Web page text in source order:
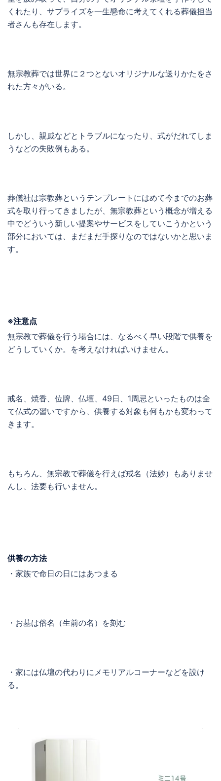
くれたり、サプライズを一生懸命に考えてくれる葬儀担当
者さんも存在します。
無宗教葬では世界に２つとないオリジナルな送りかたをさ
れた方々がいる。
しかし、親戚などとトラブルになったり、式がだれてしま
うなどの失敗例もある。
葬儀社は宗教葬というテンプレートにはめて今までのお葬
式を取り行ってきましたが、無宗教葬という概念が増える
中でどういう新しい提案やサービスをしていこうかという
部分においては、まだまだ手探りなのではないかと思いま
す。
※注意点
無宗教で葬儀を行う場合には、なるべく早い段階で供養を
どうしていくか。を考えなければいけません。
戒名、焼香、位牌、仏壇、49日、1周忌といったものは全
て仏式の習いですから、供養する対象も何もかも変わって
きます。
もちろん、無宗教で葬儀を行えば戒名（法妙）もありませ
んし、法要も行いません。
供養の方法
・家族で命日の日にはあつまる
・お墓は俗名（生前の名）を刻む
・家には仏壇の代わりにメモリアルコーナーなどを設け
る。